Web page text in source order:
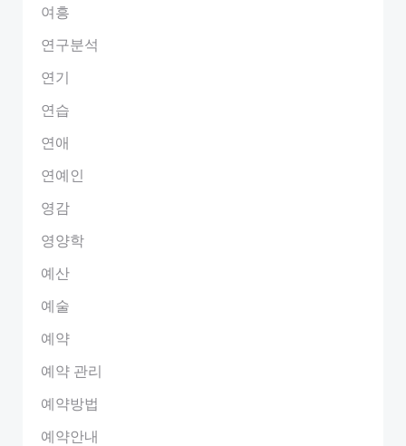
여흥
연구분석
연기
연습
연애
연예인
영감
영양학
예산
예술
예약
예약 관리
예약방법
예약안내